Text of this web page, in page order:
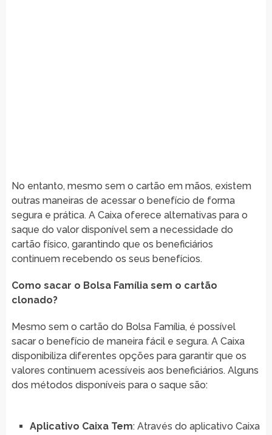
No entanto, mesmo sem o cartão em mãos, existem
outras maneiras de acessar o benefício de forma
segura e prática. A Caixa oferece alternativas para o
saque do valor disponível sem a necessidade do
cartão físico, garantindo que os beneficiários
continuem recebendo os seus benefícios.
Como sacar o Bolsa Família sem o cartão
clonado?
Mesmo sem o cartão do Bolsa Família, é possível
sacar o benefício de maneira fácil e segura. A Caixa
disponibiliza diferentes opções para garantir que os
valores continuem acessíveis aos beneficiários. Alguns
dos métodos disponíveis para o saque são:
Aplicativo Caixa Tem: Através do aplicativo Caixa